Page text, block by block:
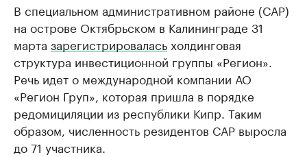
В специальном административном районе (САР)
на острове Октябрьском в Калининграде 31
марта зарегистрировалась холдинговая
структура инвестиционной группы «Регион».
Речь идет о международной компании АО
«Регион Груп», которая пришла в порядке
редомициляции из республики Кипр. Таким
образом, численность резидентов САР выросла
до 71 участника.